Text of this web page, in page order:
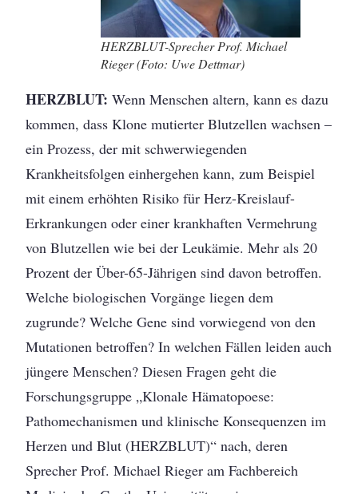
HERZBLUT-Sprecher Prof. Michael
Rieger (Foto: Uwe Dettmar)
HERZBLUT: Wenn Menschen altern, kann es dazu
kommen, dass Klone mutierter Blutzellen wachsen –
ein Prozess, der mit schwerwiegenden
Krankheitsfolgen einhergehen kann, zum Beispiel
mit einem erhöhten Risiko für Herz-Kreislauf-
Erkrankungen oder einer krankhaften Vermehrung
von Blutzellen wie bei der Leukämie. Mehr als 20
Prozent der Über-65-Jährigen sind davon betroffen.
Welche biologischen Vorgänge liegen dem
zugrunde? Welche Gene sind vorwiegend von den
Mutationen betroffen? In welchen Fällen leiden auch
jüngere Menschen? Diesen Fragen geht die
Forschungsgruppe „Klonale Hämatopoese:
Pathomechanismen und klinische Konsequenzen im
Herzen und Blut (HERZBLUT)“ nach, deren
Sprecher Prof. Michael Rieger am Fachbereich